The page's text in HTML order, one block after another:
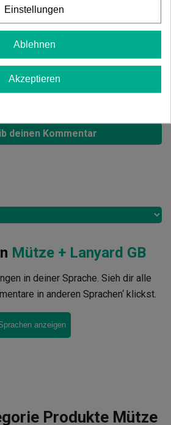
100.00%
0.00%
deinen Kommentar
Mütze + Lanyard GB
in deiner Sprache. Sieh dir alle
in anderen Sprachen‘ klickst.
anzeigen
Produkte Mütze
Einstellungen
Ablehnen
Akzeptieren